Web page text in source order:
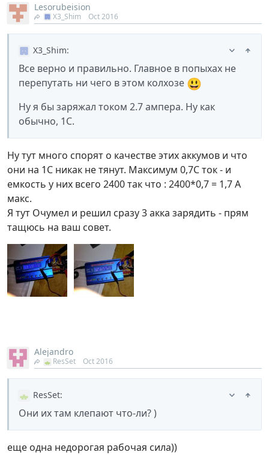
Lesorubeision
X3_Shim Oct 2016
X3_Shim:
Все верно и правильно. Главное в попыхах не
перепутать ни чего в этом колхозе 😃
Ну я бы заряжал током 2.7 ампера. Ну как
обычно, 1C.
Ну тут много спорят о качестве этих аккумов и что
они на 1С никак не тянут. Максимум 0,7С ток - и
емкость у них всего 2400 так что : 2400*0,7 = 1,7 А
макс.
Я тут Очумел и решил сразу 3 акка зарядить - прям
тащюсь на ваш совет.
Alejandro
ResSet Oct 2016
ResSet:
Они их там клепают что-ли? )
еще одна недорогая рабочая сила))